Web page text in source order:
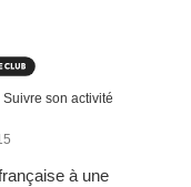
Suivre son activité
à une